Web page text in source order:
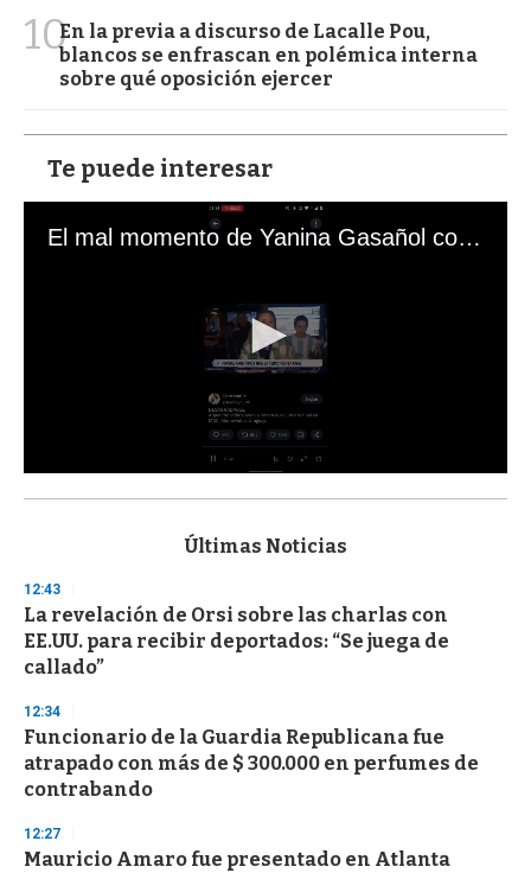
10En la previa a discurso de Lacalle Pou,
blancos se enfrascan en polémica interna
sobre qué oposición ejercer
Te puede interesar
El mal momento de Yanina Gasañol con un hincha argentino en "Subrayado"
s
d
s
o
f
3
s
e
c
o
n
Últimas Noticias
12:43
La revelación de Orsi sobre las charlas con
EE.UU. para recibir deportados: “Se juega de
callado”
12:34
Funcionario de la Guardia Republicana fue
atrapado con más de $ 300.000 en perfumes de
contrabando
12:27
Mauricio Amaro fue presentado en Atlanta